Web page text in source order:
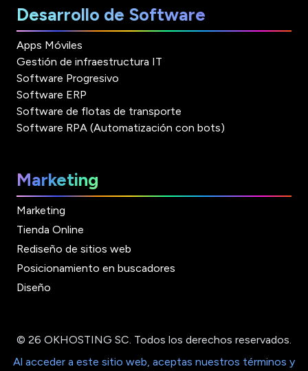
Desarrollo de Software
Apps Móviles
Gestión de infraestructura IT
Software Progresivo
Software ERP
Software de flotas de transporte
Software RPA (Automatización con bots)
Marketing
Marketing
Tienda Online
Rediseño de sitios web
Posicionamiento en buscadores
Diseño
© 26 OKHOSTING SC. Todos los derechos reservados.
Al acceder a este sitio web, aceptas nuestros términos y